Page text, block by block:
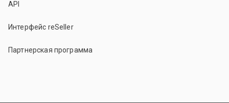
API
Интерфейс reSeller
Партнерская программа